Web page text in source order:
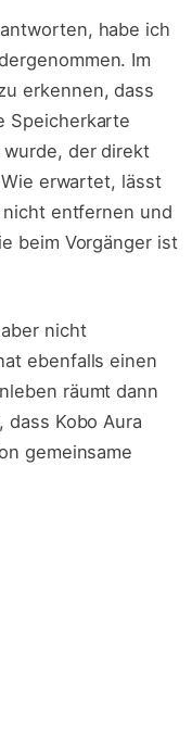
habe ich
Im
erkennen, dass
Speicherkarte
der direkt
erwartet, lässt
entfernen und
beim Vorgänger ist
nicht
ebenfalls einen
räumt dann
Kobo Aura
gemeinsame